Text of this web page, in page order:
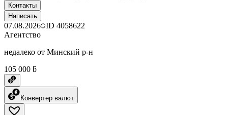
Контакты
Написать
07.08.2026 ID 4058622
Агентство
недалеко от Минский р-н
105 000 ƃ
Конвертер валют